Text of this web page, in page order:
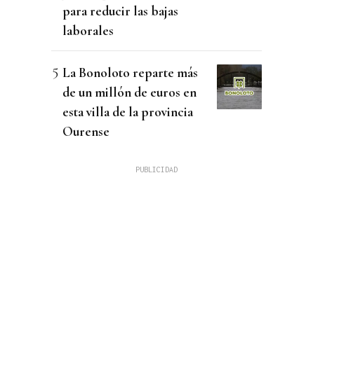
para reducir las bajas
laborales
La Bonoloto reparte más
de un millón de euros en
esta villa de la provincia
Ourense